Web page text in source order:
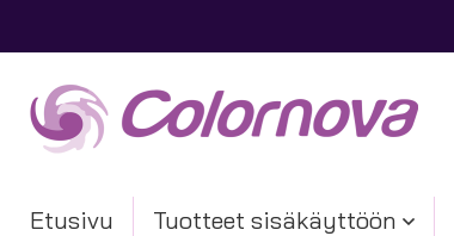
Etusivu Tuotteet sisäkäyttöön